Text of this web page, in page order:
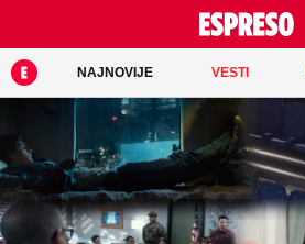
NAJNOVIJE VESTI